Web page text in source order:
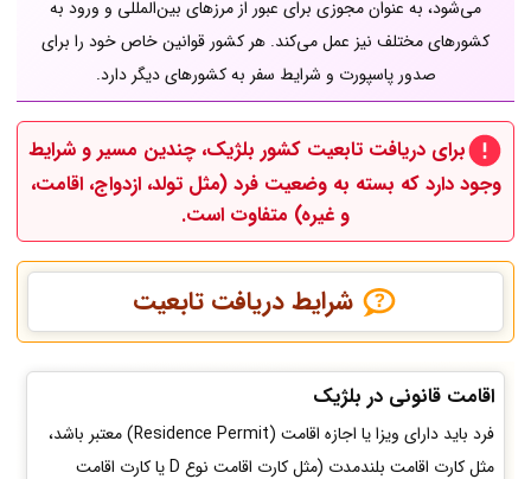
می‌شود، به عنوان مجوزی برای عبور از مرزهای بین‌المللی و ورود به
کشورهای مختلف نیز عمل می‌کند. هر کشور قوانین خاص خود را برای
صدور پاسپورت و شرایط سفر به کشورهای دیگر دارد.
برای دریافت تابعیت کشور بلژیک، چندین مسیر و شرایط
وجود دارد که بسته به وضعیت فرد (مثل تولد، ازدواج، اقامت،
و غیره) متفاوت است.
شرایط دریافت تابعیت
اقامت قانونی در بلژیک
فرد باید دارای ویزا یا اجازه اقامت (Residence Permit) معتبر باشد،
مثل کارت اقامت بلندمدت (مثل کارت اقامت نوع D یا کارت اقامت